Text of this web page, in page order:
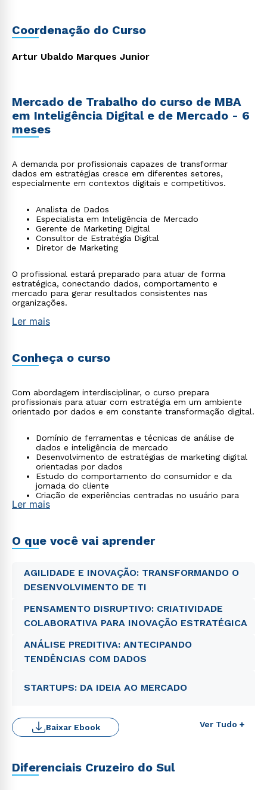
carreiras e alcançar o sucesso profissional.
Coordenação do Curso
Artur Ubaldo Marques Junior
Mercado de Trabalho do curso de MBA
em Inteligência Digital e de Mercado - 6
meses
A demanda por profissionais capazes de transformar
dados em estratégias cresce em diferentes setores,
especialmente em contextos digitais e competitivos.
Analista de Dados
Especialista em Inteligência de Mercado
Gerente de Marketing Digital
Consultor de Estratégia Digital
Diretor de Marketing
O profissional estará preparado para atuar de forma
estratégica, conectando dados, comportamento e
mercado para gerar resultados consistentes nas
organizações.
Ler mais
Conheça o curso
Com abordagem interdisciplinar, o curso prepara
profissionais para atuar com estratégia em um ambiente
orientado por dados e em constante transformação digital.
Domínio de ferramentas e técnicas de análise de
dados e inteligência de mercado
Desenvolvimento de estratégias de marketing digital
orientadas por dados
Estudo do comportamento do consumidor e da
jornada do cliente
Criação de experiências centradas no usuário para
aumentar engajamento e fidelização
Ler mais
O que você vai aprender
AGILIDADE E INOVAÇÃO: TRANSFORMANDO O
DESENVOLVIMENTO DE TI
PENSAMENTO DISRUPTIVO: CRIATIVIDADE
COLABORATIVA PARA INOVAÇÃO ESTRATÉGICA
ANÁLISE PREDITIVA: ANTECIPANDO
TENDÊNCIAS COM DADOS
STARTUPS: DA IDEIA AO MERCADO
Ver Tudo +
Baixar Ebook
Diferenciais Cruzeiro do Sul